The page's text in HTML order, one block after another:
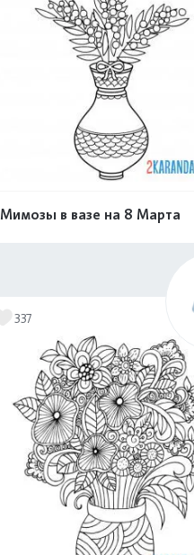
Мимозы в вазе на 8 Марта
337